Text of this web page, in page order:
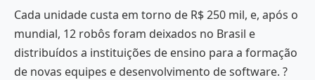
Cada unidade custa em torno de R$ 250 mil, e, após o
mundial, 12 robôs foram deixados no Brasil e
distribuídos a instituições de ensino para a formação
de novas equipes e desenvolvimento de software. ?